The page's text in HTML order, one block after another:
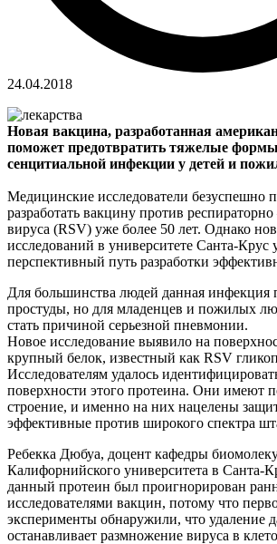
24.04.2018
Новая вакцина, разработанная
поможет предотвратить тяжелые
сенцитиальной инфекции у детей и
Медицинские исследователи безуспешно
разработать вакцину против
вируса (RSV) уже более 50 лет. Однако
исследований в университете Санта-Крус
перспективный путь разработки
Для большинства людей данная инфекция
простуды, но для младенцев и пожилых
стать причиной серьезной пневмонии.
Новое исследование выявило на
крупный белок, известный как RSV
Исследователям удалось
поверхности этого протеина. Они имеют
строение, и именно на них нацелены
эффективные против широкого спектра
Ребекка Дюбуа, доцент кафедры
Калифорнийского университета в Санта-
данный протеин был проигнорирован
исследователями вакцин, потому что
эксперименты обнаружили, что удаление
останавливает размножение вируса в